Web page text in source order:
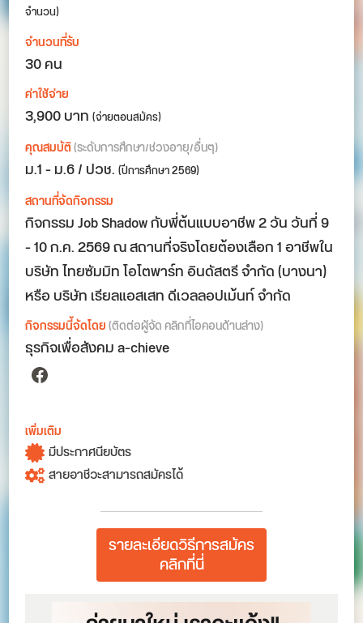
จำนวน)
จำนวนที่รับ
30 คน
ค่าใช้จ่าย
3,900 บาท(จ่ายตอนสมัคร)
คุณสมบัติ(ระดับการศึกษา/ช่วงอายุ/อื่นๆ)
ม.1 - ม.6 / ปวช.(ปีการศึกษา 2569)
สถานที่จัดกิจกรรม
กิจกรรม Job Shadow กับพี่ต้นแบบอาชีพ 2 วัน วันที่ 9
- 10 ก.ค. 2569 ณ สถานที่จริงโดยต้องเลือก 1 อาชีพใน
บริษัท ไทยซัมมิท โอโตพาร์ท อินดัสตรี จำกัด (บางนา)
หรือ บริษัท เรียลแอสเสท ดีเวลลอปเม้นท์ จำกัด
กิจกรรมนี้จัดโดย(ติดต่อผู้จัด คลิกที่ไอคอนด้านล่าง)
ธุรกิจเพื่อสังคม a-chieve
Facebook
เพิ่มเติม
มีประกาศนียบัตร
สายอาชีวะสามารถสมัครได้
รายละเอียดวิธีการสมัคร
คลิกที่นี่